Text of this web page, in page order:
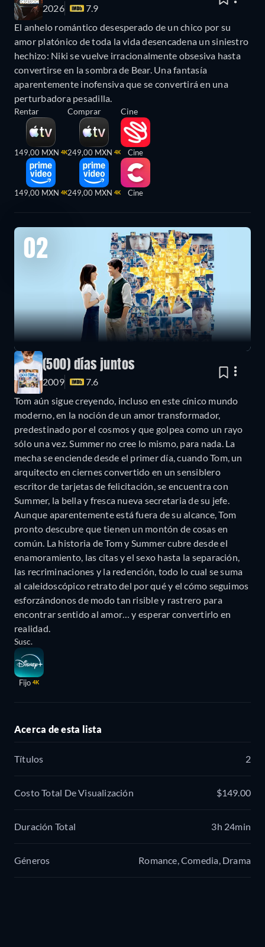
2026
7.9
El anhelo romántico desesperado de un chico por su
amor platónico de toda la vida desencadena un siniestro
hechizo: Niki se vuelve irracionalmente obsesiva hasta
convertirse en la sombra de Bear. Una fantasía
aparentemente inofensiva que se convertirá en una
perturbadora pesadilla.
Rentar
149,00 MXN 4K
149,00 MXN 4K
Comprar
249,00 MXN 4K
249,00 MXN 4K
Cine
Cine
Cine
02
(500) días juntos
2009
7.6
Tom aún sigue creyendo, incluso en este cínico mundo
moderno, en la noción de un amor transformador,
predestinado por el cosmos y que golpea como un rayo
sólo una vez. Summer no cree lo mismo, para nada. La
mecha se enciende desde el primer día, cuando Tom, un
arquitecto en ciernes convertido en un sensiblero
escritor de tarjetas de felicitación, se encuentra con
Summer, la bella y fresca nueva secretaria de su jefe.
Aunque aparentemente está fuera de su alcance, Tom
pronto descubre que tienen un montón de cosas en
común. La historia de Tom y Summer cubre desde el
enamoramiento, las citas y el sexo hasta la separación,
las recriminaciones y la redención, todo lo cual se suma
al caleidoscópico retrato del por qué y el cómo seguimos
esforzándonos de modo tan risible y rastrero para
encontrar sentido al amor… y esperar convertirlo en
realidad.
Susc.
Fijo 4K
Acerca de esta lista
Títulos 2
Costo Total De Visualización $149.00
Duración Total 3h 24min
Géneros Romance, Comedia, Drama